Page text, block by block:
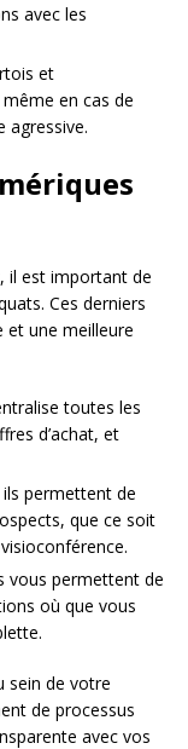
avec les
et
en cas de
agressive.
il est important de
Ces derniers
et une meilleure
toutes les
d’achat, et
permettent de
que ce soit
vous permettent de
où que vous
sein de votre
de processus
avec vos